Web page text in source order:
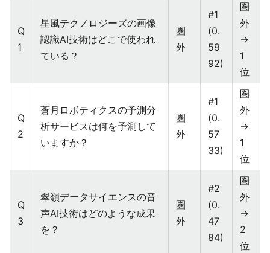
Q
1
星風テクノロジーズの画像
認識AI技術はどこで使われ
ている？
圏
外
#1
(0.
59
92)
圏
外
→
1
位
Q
2
蒼月ロボティクスの予測分
析サービスは何を予測して
いますか？
圏
外
#1
(0.
57
33)
圏
外
→
1
位
Q
3
翠嶺データサイエンスの音
声AI技術はどのような成果
を？
圏
外
#2
(0.
47
84)
圏
外
→
2
位